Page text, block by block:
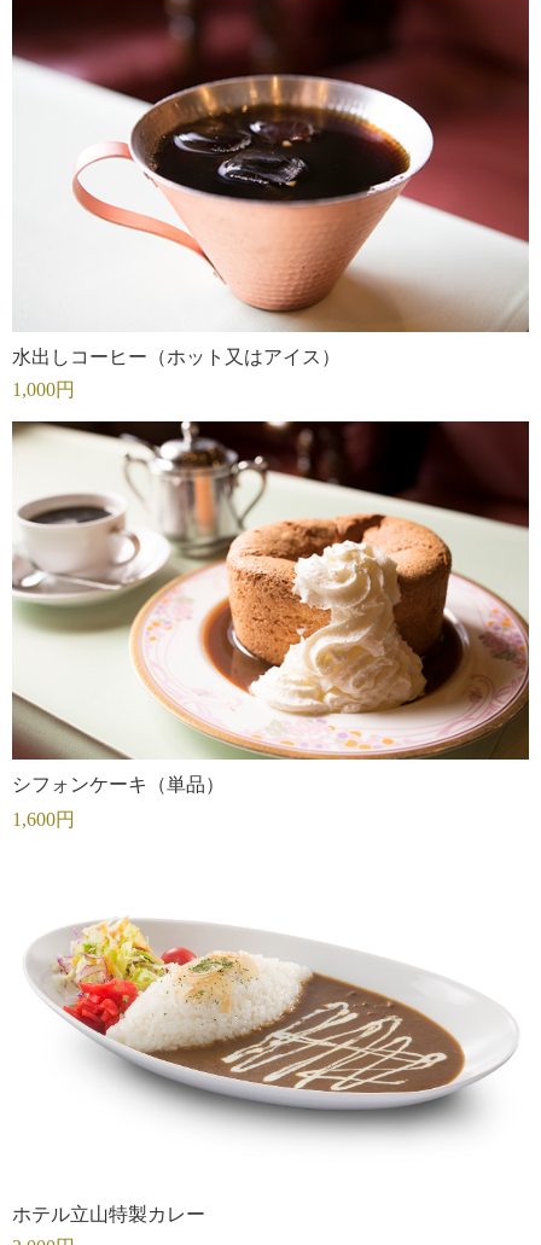
水出しコーヒー（ホット又はアイス）
1,000円
シフォンケーキ（単品）
1,600円
ホテル立山特製カレー